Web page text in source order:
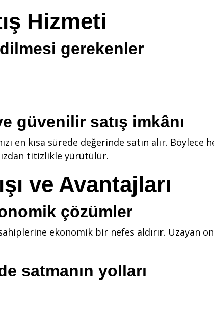
Hizmeti
gerekenler
güvenilir satış imkânı
en kısa sürede değerinde satın alır.
titizlikle yürütülür.
ve Avantajları
çözümler
ekonomik bir nefes aldırır. Uzayan
satmanın yolları